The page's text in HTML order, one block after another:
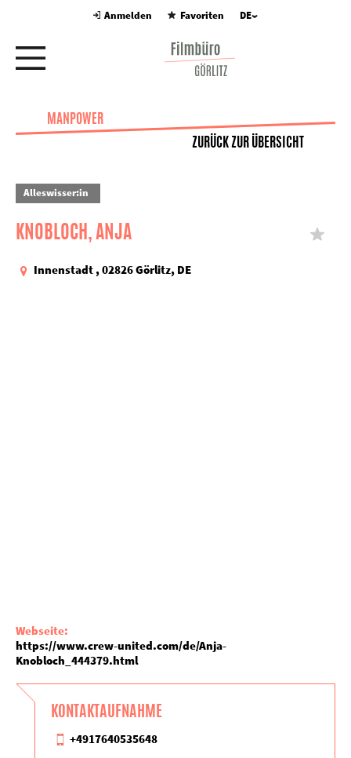
Anmelden Favoriten DE
MANPOWER
ZURÜCK ZUR ÜBERSICHT
Alleswisser:in
KNOBLOCH, ANJA
Innenstadt , 02826 Görlitz, DE
Webseite:
https://www.crew-united.com/de/Anja-
Knobloch_444379.html
KONTAKTAUFNAHME
+4917640535648